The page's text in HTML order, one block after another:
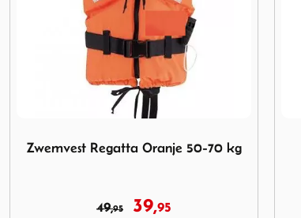
Zwemvest Besto ECON 60-70kg
44,95